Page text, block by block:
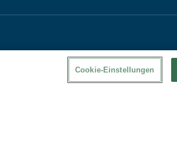
Cookie-Einstellungen